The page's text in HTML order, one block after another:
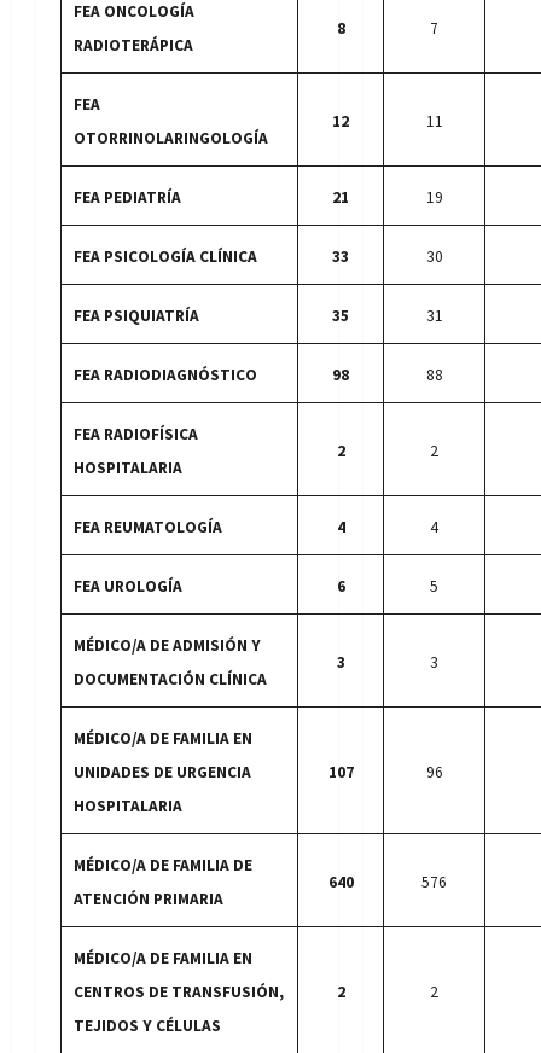
FEA ONCOLOGÍA
RADIOTERÁPICA
8 7
FEA
OTORRINOLARINGOLOGÍA
12 11
FEA PEDIATRÍA 21 19
FEA PSICOLOGÍA CLÍNICA 33 30
FEA PSIQUIATRÍA 35 31
FEA RADIODIAGNÓSTICO 98 88
FEA RADIOFÍSICA
HOSPITALARIA
2 2
FEA REUMATOLOGÍA 4 4
FEA UROLOGÍA 6 5
MÉDICO/A DE ADMISIÓN Y
DOCUMENTACIÓN CLÍNICA
3 3
MÉDICO/A DE FAMILIA EN
UNIDADES DE URGENCIA
HOSPITALARIA
107 96
MÉDICO/A DE FAMILIA DE
ATENCIÓN PRIMARIA
640 576
MÉDICO/A DE FAMILIA EN
CENTROS DE TRANSFUSIÓN,
TEJIDOS Y CÉLULAS
2 2